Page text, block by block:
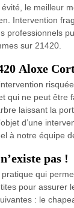
évité, le meilleur
Intervention
professionnels
sur 21420.
Aloxe
qui ne peut être
laissant la
d’une
à notre équipe
pas !
pratique qui
pour assurer
: le